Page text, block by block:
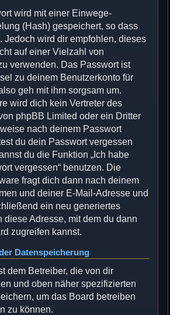
wird mit einer Einwege-
(Hash) gespeichert, so dass
Jedoch wird dir empfohlen, dieses
auf einer Vielzahl von
verwenden. Das Passwort ist
zu deinem Benutzerkonto für
geh mit ihm sorgsam um.
wird dich kein Vertreter des
phpBB Limited oder ein Dritter
nach deinem Passwort
du dein Passwort vergessen
du die Funktion „Ich habe
vergessen“ benutzen. Die
fragt dich dann nach deinem
und deiner E-Mail-Adresse und
ein neu generiertes
diese Adresse, mit dem du dann
zugreifen kannst.
Datenspeicherung
dem Betreiber, die von dir
und oben näher spezifizierten
um das Board betreiben
zu können.